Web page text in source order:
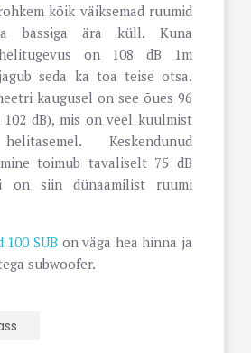
kõik väiksemad ruumid
bassiga ära küll. Kuna
helitugevus on 108 dB 1m
seda ka toa teise otsa.
kaugusel on see õues 96
102 dB), mis on veel kuulmist
Keskendunud
toimub tavaliselt 75 dB
on siin dünaamilist ruumi
SUB on väga hea hinna ja
subwoofer.